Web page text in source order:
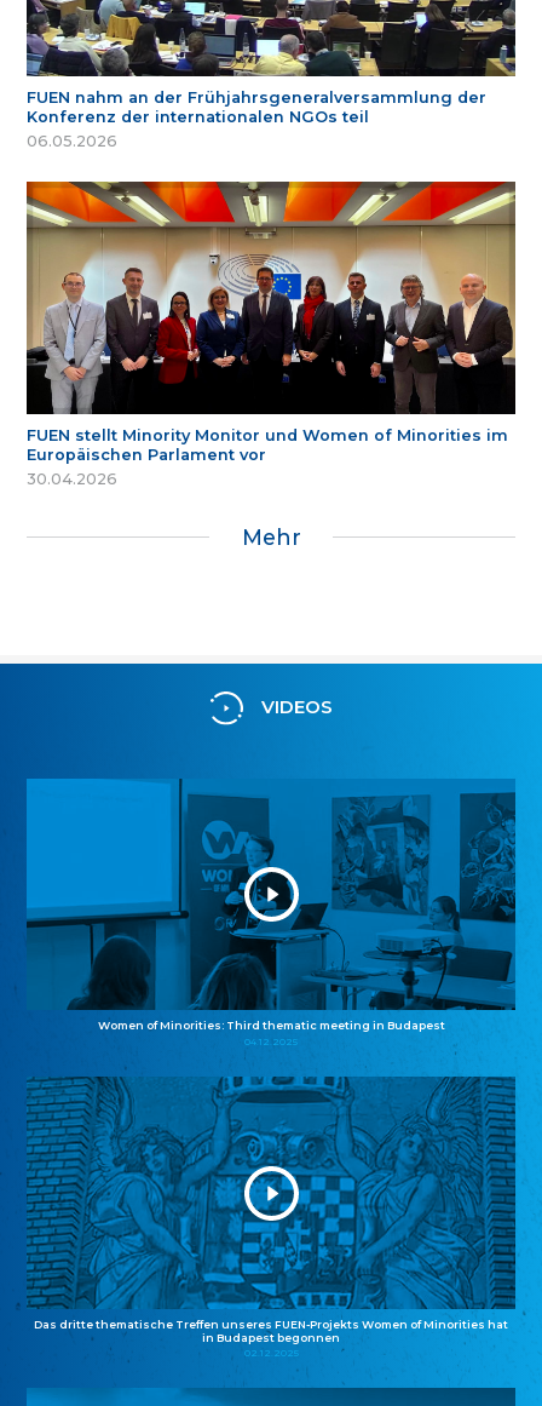
FUEN nahm an der Frühjahrsgeneralversammlung der
Konferenz der internationalen NGOs teil
06.05.2026
FUEN stellt Minority Monitor und Women of Minorities im
Europäischen Parlament vor
30.04.2026
Mehr
VIDEOS
Women of Minorities: Third thematic meeting in Budapest
04.12.2025
Das dritte thematische Treffen unseres FUEN-Projekts Women of Minorities hat
in Budapest begonnen
02.12.2025